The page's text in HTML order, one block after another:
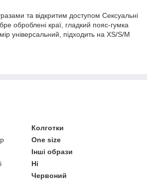
та відкритим доступом Сексуальні
оброблені краї, гладкий пояс-гумка
універсальний, підходить на XS/S/M
Колготки
One size
Інші образи
Ні
Червоний